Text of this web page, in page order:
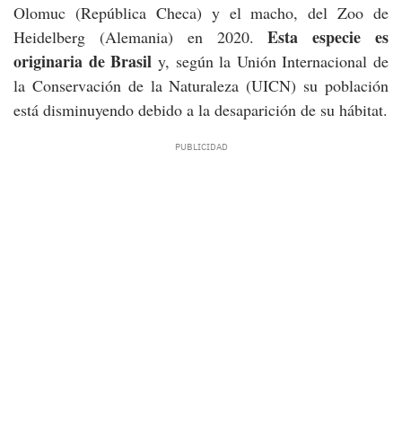
Olomuc (República Checa) y el macho, del Zoo de
Heidelberg (Alemania) en 2020.Esta especie es
originaria de Brasil y, según la Unión Internacional de
la Conservación de la Naturaleza (UICN) su población
está disminuyendo debido a la desaparición de su hábitat.